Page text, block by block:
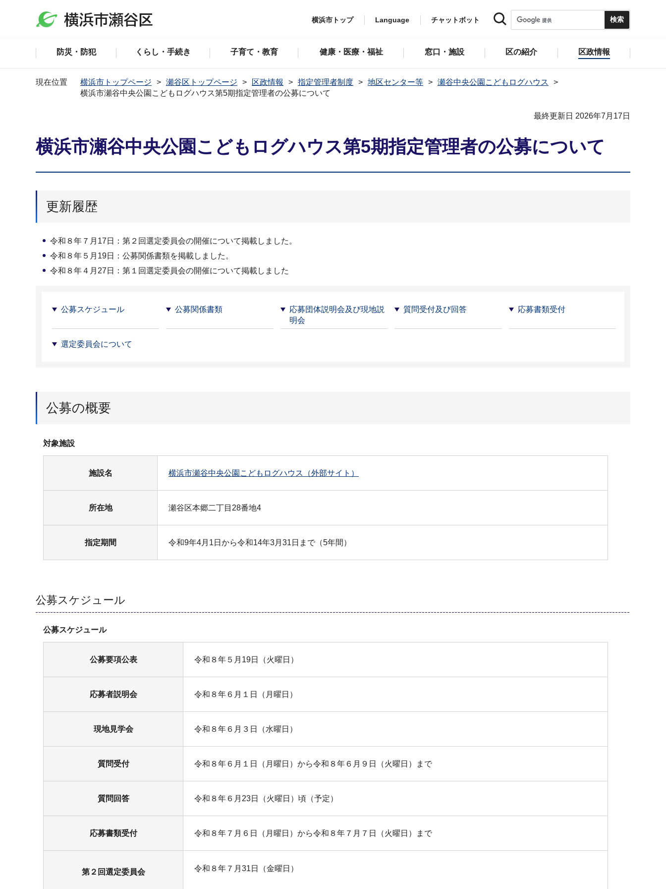
横浜市トップ Language チャットボット
防災・防犯 くらし・手続き 子育て・教育 健康・医療・福祉 窓口・施設 区の紹介 区政情報
現在位置 横浜市トップページ 瀬谷区トップページ 区政情報 指定管理者制度 地区センター等
瀬谷中央公園こどもログハウス
横浜市瀬谷中央公園こどもログハウス第5期指定管理者の公募について
最終更新日 2026年7月17日
横浜市瀬谷中央公園こどもログハウス第5期指定管理者の公募について
更新履歴
令和８年７月17日：第２回選定委員会の開催について掲載しました。
令和８年５月19日：公募関係書類を掲載しました。
令和８年４月27日：第１回選定委員会の開催について掲載しました
公募スケジュール 公募関係書類
応募団体説明会及び現地説
明会
質問受付及び回答 応募書類受付
選定委員会について
公募の概要
対象施設
施設名 横浜市瀬谷中央公園こどもログハウス（外部サイト）
所在地 瀬谷区本郷二丁目28番地4
指定期間 令和9年4月1日から令和14年3月31日まで（5年間）
公募スケジュール
公募スケジュール
公募要項公表 令和８年５月19日（火曜日）
応募者説明会 令和８年６月１日（月曜日）
現地見学会 令和８年６月３日（水曜日）
質問受付 令和８年６月１日（月曜日）から令和８年６月９日（火曜日）まで
質問回答 令和８年６月23日（火曜日）頃（予定）
応募書類受付 令和８年７月６日（月曜日）から令和８年７月７日（火曜日）まで
第２回選定委員会 令和８年７月31日（金曜日）